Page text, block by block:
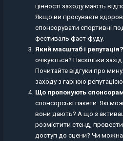
цінності заходу мають
Якщо ви просуваєте
спонсорувати спортивні
фестиваль фаст-фуду.
Який масштаб і репутація?
очікується? Наскільки
Почитайте відгуки про
заходу з гарною
Що пропонують
спонсорські пакети. Які
вони дають? А що з
розмістити стенд,
доступ до сцени? Чи можна